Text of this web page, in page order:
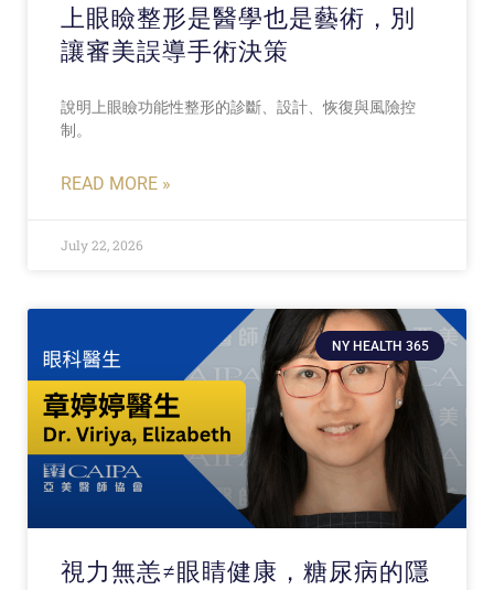
上眼瞼整形是醫學也是藝術，別
讓審美誤導手術決策
說明上眼瞼功能性整形的診斷、設計、恢復與風險控
制。
READ MORE »
July 22, 2026
NY HEALTH 365
視力無恙≠眼睛健康，糖尿病的隱